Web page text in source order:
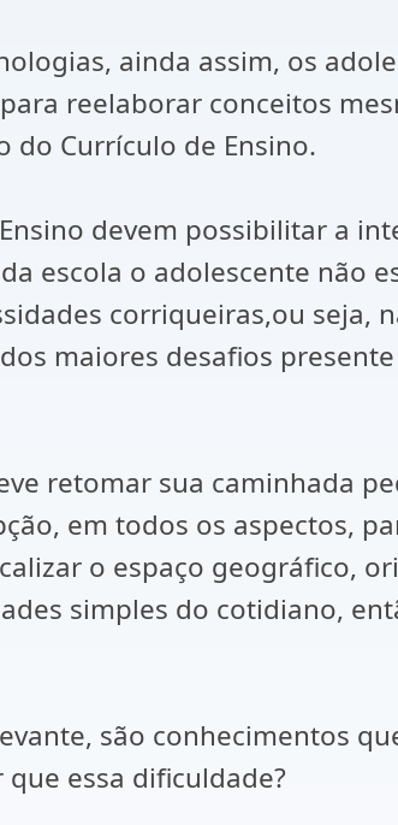
ainda assim, os
reelaborar conceitos
do Currículo de Ensino.
devem possibilitar a
escola o adolescente não
corriqueiras,ou seja,
maiores desafios
retomar sua caminhada
em todos os aspectos,
o espaço geográfico,
simples do cotidiano,
são conhecimentos
essa dificuldade?